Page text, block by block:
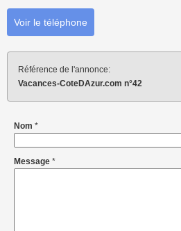
Voir le téléphone
Référence de l'annonce:
Vacances-CoteDAzur.com n°42
Nom *
Message *